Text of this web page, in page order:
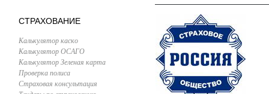
СТРАХОВАНИЕ
Калькулятор каско
Калькулятор ОСАГО
Калькулятор Зеленая карта
Проверка полиса
Страховая консультация